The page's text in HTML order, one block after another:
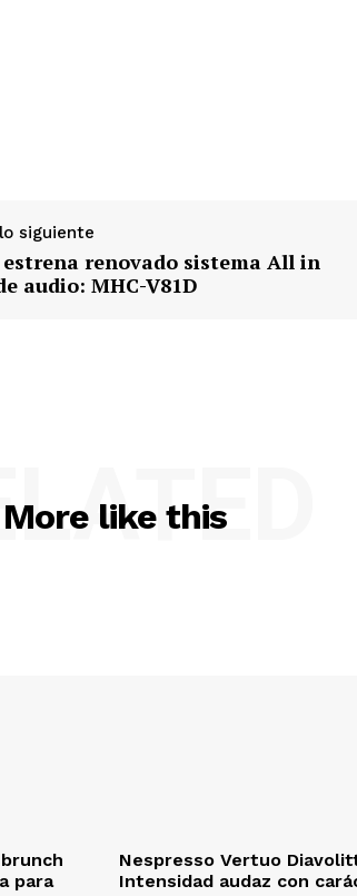
siguiente
estrena renovado sistema All in
audio: MHC-V81D
More like this
para
Nespresso Vertuo
Intensidad audaz con